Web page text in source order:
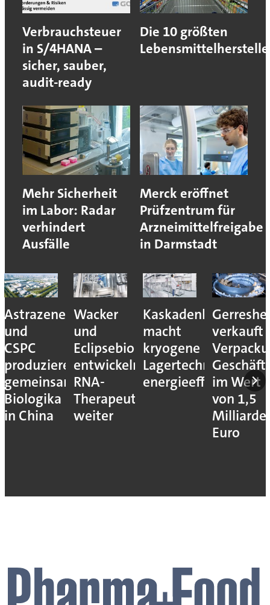
Verbrauchsteuer
in S/4HANA –
sicher, sauber,
audit-ready
Die 10 größten
Mehr Sicherheit
im Labor: Radar
verhindert
Ausfälle
Merck eröffnet
Prüfzentrum für
Arzneimittelfreigabe
in Darmstadt
Astrazeneca
und
CSPC
produzieren
gemeinsam
Biologika
in China
Wacker
und
Eclipsebio
entwickeln
RNA-
Therapeutika
weiter
Kaskadenkonzept
macht
kryogene
Lagertechnik
energieeffizienter
verkauft
im Wert
von 1,5
Euro